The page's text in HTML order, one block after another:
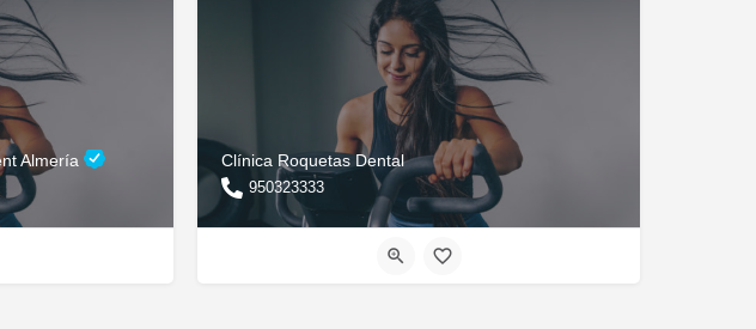
Almería Clínica Roquetas Dental
950323333